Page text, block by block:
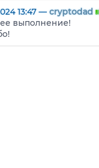
13:47 — cryptodad
выполнение!